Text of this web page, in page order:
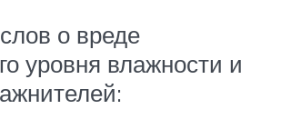
о вреде
уровня влажности и